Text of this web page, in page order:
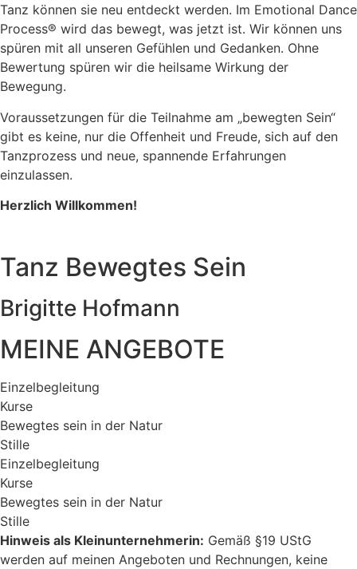
Tanz können sie neu entdeckt werden. Im Emotional Dance
Process® wird das bewegt, was jetzt ist. Wir können uns
spüren mit all unseren Gefühlen und Gedanken. Ohne
Bewertung spüren wir die heilsame Wirkung der
Bewegung.
Voraussetzungen für die Teilnahme am „bewegten Sein“
gibt es keine, nur die Offenheit und Freude, sich auf den
Tanzprozess und neue, spannende Erfahrungen
einzulassen.
Herzlich Willkommen!
Tanz Bewegtes Sein
Brigitte Hofmann
MEINE ANGEBOTE
Einzelbegleitung
Kurse
Bewegtes sein in der Natur
Stille
Einzelbegleitung
Kurse
Bewegtes sein in der Natur
Stille
Hinweis als Kleinunternehmerin: Gemäß §19 UStG
werden auf meinen Angeboten und Rechnungen, keine